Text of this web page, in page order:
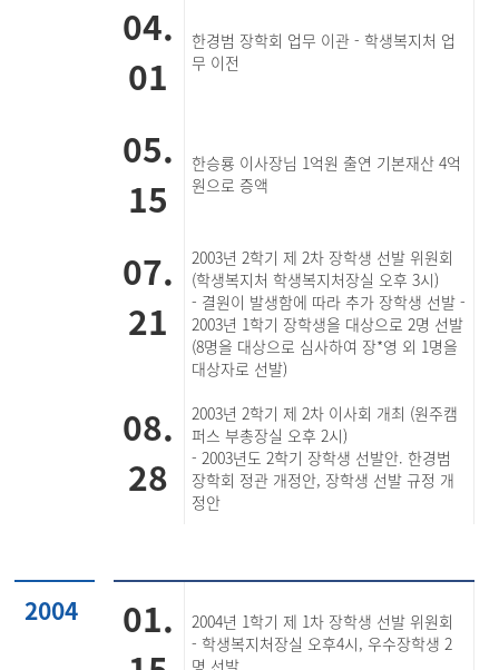
04.
01
한경범 장학회 업무 이관 - 학생복지처 업
무 이전
05.
15
한승룡 이사장님 1억원 출연 기본재산 4억
원으로 증액
07.
21
2003년 2학기 제 2차 장학생 선발 위원회
(학생복지처 학생복지처장실 오후 3시)
- 결원이 발생함에 따라 추가 장학생 선발 -
2003년 1학기 장학생을 대상으로 2명 선발
(8명을 대상으로 심사하여 장*영 외 1명을
대상자로 선발)
08.
28
2003년 2학기 제 2차 이사회 개최 (원주캠
퍼스 부총장실 오후 2시)
- 2003년도 2학기 장학생 선발안. 한경범
장학회 정관 개정안, 장학생 선발 규정 개
정안
2004
01.
2004년 1학기 제 1차 장학생 선발 위원회
- 학생복지처장실 오후4시, 우수장학생 2
명 선발